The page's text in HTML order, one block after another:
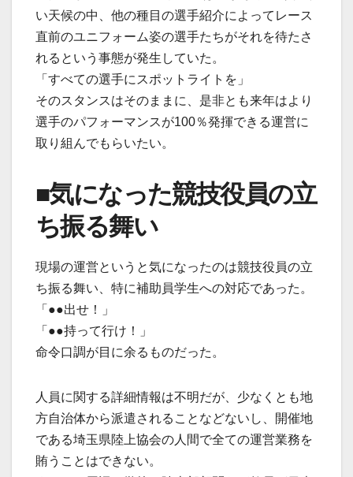
い天候の中、他の種目の選手紹介によってレース
直前のユニフォーム姿の選手たちがそれを待たさ
れるという事態が発生していた。
「すべての選手にスポットライトを」
そのスタンスはそのままに、是非とも来年はより
選手のパフォーマンスが100％発揮できる運営に
取り組んでもらいたい。
■気になった競技役員の立
ち振る舞い
現場の運営というと気になったのは競技役員の立
ち振る舞い、特に補助員学生への対応であった。
「●●出せ！」
「●●持って行け！」
命令口調が目に余るものだった。
人員に関する詳細情報は不明だが、少なくとも地
方自治体から派遣されることなどないし、開催地
である埼玉県陸上協会の人間で全ての運営業務を
賄うことはできない。